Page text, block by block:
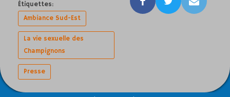
Étiquettes:
Ambiance Sud-Est
La vie sexuelle des
Champignons
Presse